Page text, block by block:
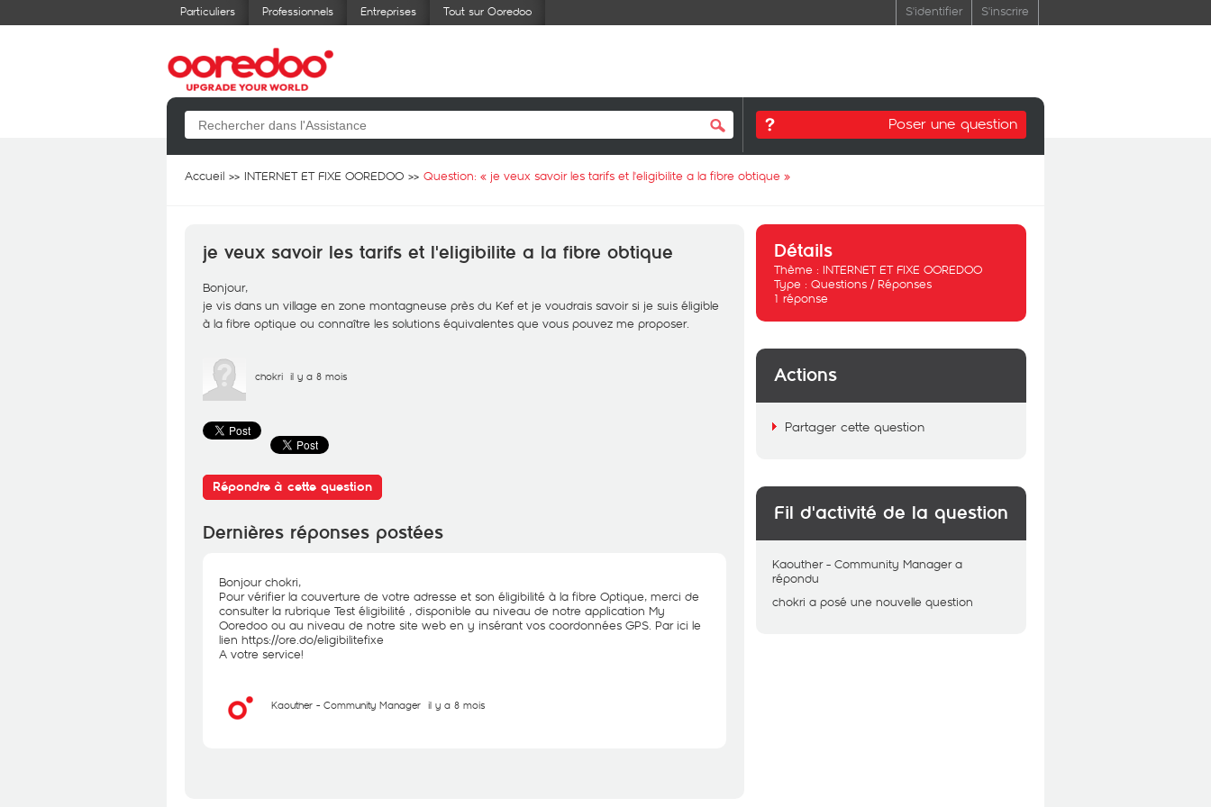
Particuliers Professionnels Entreprises Tout sur Ooredoo S'identifier S'inscrire
Poser une question
Accueil INTERNET ET FIXE OOREDOO Question: « je veux savoir les tarifs et l'eligibilite a la fibre obtique »
je veux savoir les tarifs et l'eligibilite a la fibre obtique
Bonjour,
je vis dans un village en zone montagneuse près du Kef et je voudrais savoir si je suis éligible
à la fibre optique ou connaître les solutions équivalentes que vous pouvez me proposer.
chokri il y a 8 mois
Répondre à cette question
Dernières réponses postées
Bonjour chokri,
Pour vérifier la couverture de votre adresse et son éligibilité à la fibre Optique, merci de
consulter la rubrique Test éligibilité , disponible au niveau de notre application My
Ooredoo ou au niveau de notre site web en y insérant vos coordonnées GPS. Par ici le
lien https://ore.do/eligibilitefixe
A votre service!
Kaouther - Community Manager il y a 8 mois
Détails
Thème : INTERNET ET FIXE OOREDOO
Type : Questions / Réponses
1 réponse
Actions
Partager cette question
Fil d'activité de la question
Kaouther - Community Manager a
répondu
chokri a posé une nouvelle question